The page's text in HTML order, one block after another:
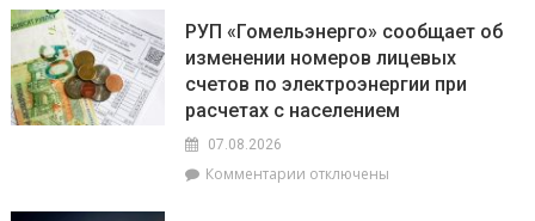
Лукашенко
посещает
Вилейский
район
и
три
тысячи!
В
чествуют
РУП «Гомельэнерго» сообщает об
изменении номеров лицевых
счетов по электроэнергии при
расчетах с населением
07.08.2026
Комментарии котключены